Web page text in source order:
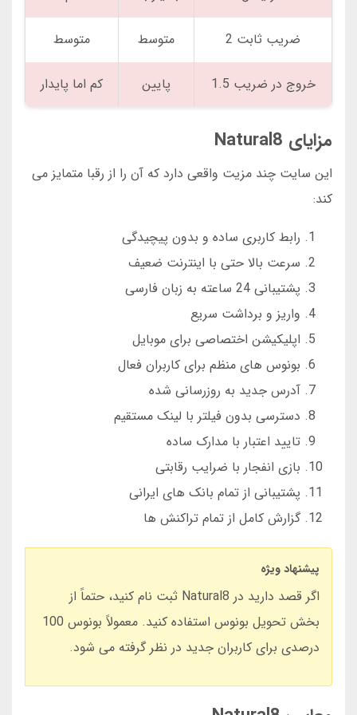
ضریب ثابت 2 متوسط متوسط
خروج در ضریب 1.5 پایین کم اما پایدار
مزایای Natural8
این سایت چند مزیت واقعی دارد که آن را از رقبا متمایز می
کند:
رابط کاربری ساده و بدون پیچیدگی
سرعت بالا حتی با اینترنت ضعیف
پشتیبانی 24 ساعته به زبان فارسی
واریز و برداشت سریع
اپلیکیشن اختصاصی برای موبایل
بونوس های منظم برای کاربران فعال
آدرس جدید به روزرسانی شده
دسترسی بدون فیلتر با لینک مستقیم
تایید اعتبار با مدارک ساده
بازی انفجار با ضرایب رقابتی
پشتیبانی از تمام بانک های ایرانی
گزارش کامل از تمام تراکنش ها
پیشنهاد ویژه
اگر قصد دارید در Natural8 ثبت نام کنید، حتماً از
بخش تحویل بونوس استفاده کنید. معمولاً بونوس 100
درصدی برای کاربران جدید در نظر گرفته می شود.